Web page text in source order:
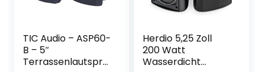
TIC Audio – ASP60-
B – 5″
Terrassenlautspre
Herdio 5,25 Zoll
200 Watt
Wasserdicht